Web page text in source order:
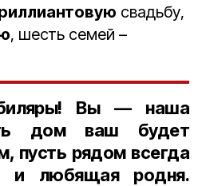
свадьбу,
, шесть семей –
Вы — наша
дом ваш будет
пусть рядом всегда
и любящая родня.